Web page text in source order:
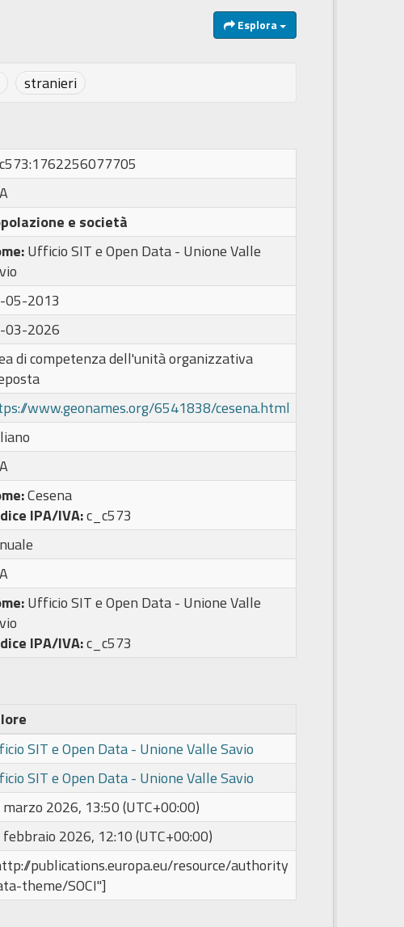
Esplora
stranieri
e società
Ufficio SIT e Open Data - Unione Valle
05-2013
03-2026
di competenza dell'unità organizzativa
www.geonames.org/6541838/cesena.html
Cesena
IPA/IVA:c_c573
Ufficio SIT e Open Data - Unione Valle
IPA/IVA:c_c573
SIT e Open Data - Unione Valle Savio
SIT e Open Data - Unione Valle Savio
marzo 2026, 13:50 (UTC+00:00)
febbraio 2026, 12:10 (UTC+00:00)
publications.europa.eu/resource/authority
theme/SOCI"]